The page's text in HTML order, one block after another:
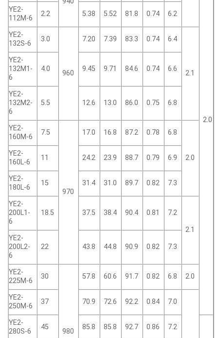
2.0
YE2-
112M-6
2.2 5.38 5.52 81.8 0.74 6.2
YE2-
132S-6
3.0
960
7.20 7.39 83.3 0.74 6.4
2.1
YE2-
132M1-
6
4.0 9.45 9.71 84.6 0.74 6.6
YE2-
132M2-
6
5.5 12.6 13.0 86.0 0.75 6.8
YE2-
160M-6
7.5
970
17.0 16.8 87.2 0.78 6.8
2.0
YE2-
160L-6
11 24.2 23.9 88.7 0.79 6.9
YE2-
180L-6
15 31.4 31.0 89.7 0.82 7.3
YE2-
200L1-
6
18.5 37.5 38.4 90.4 0.81 7.2
2.1
YE2-
200L2-
6
22 43.8 44.8 90.9 0.82 7.3
YE2-
225M-6
30
980
57.8 60.6 91.7 0.82 6.8 2.0
YE2-
250M-6
37 70.9 72.6 92.2 0.84 7.0
YE2-
280S-6
45 85.8 85.8 92.7 0.86 7.2